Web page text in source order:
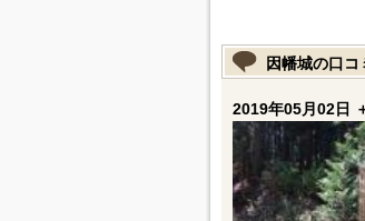
因幡城の口コ
2019年05月02日